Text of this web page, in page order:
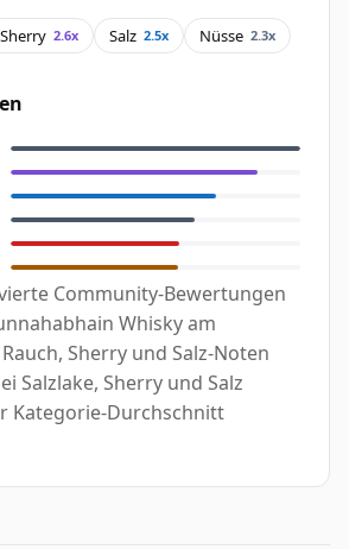
Sherry 2.6x Salz 2.5x Nüsse 2.3x
Community-Bewertungen
Whisky am
Sherry und Salz-Noten
Salzlake, Sherry und Salz
Kategorie-Durchschnitt